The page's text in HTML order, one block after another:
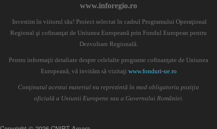
www.inforegio.ro
Investim în viitorul tău! Proiect selectat în cadrul Programului Operaţional
Regional şi cofinanţat de Uniunea Europeană prin Fondul European pentru
Dezvoltare Regională.
Pentru informaţii detaliate despre celelalte programe cofinanţate de Uniunea
Europeană, vă invităm să vizitaţi www.fonduri-ue.ro
Conţinutul acestui material nu reprezintă în mod obligatoriu poziţia
oficială a Uniunii Europene sau a Guvernului României.